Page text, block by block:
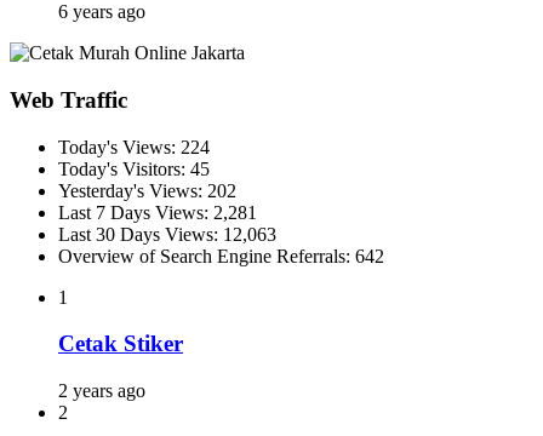
6 years ago
Web Traffic
Today's Views: 224
Today's Visitors: 45
Yesterday's Views: 202
Last 7 Days Views: 2,281
Last 30 Days Views: 12,063
Overview of Search Engine Referrals: 642
1
Cetak Stiker
2 years ago
2